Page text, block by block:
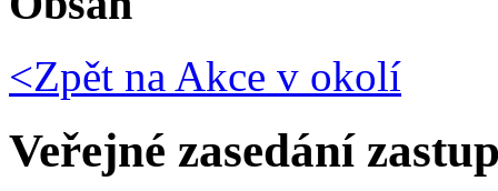
<Zpět na Akce v okolí
Veřejné zasedání